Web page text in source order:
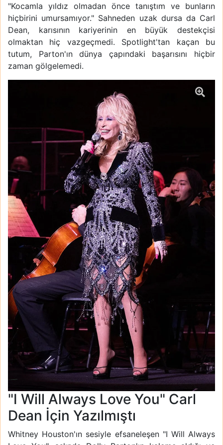
"Kocamla yıldız olmadan önce tanıştım ve bunların
hiçbirini umursamıyor." Sahneden uzak dursa da Carl
Dean, karısının kariyerinin en büyük destekçisi
olmaktan hiç vazgeçmedi. Spotlight'tan kaçan bu
tutum, Parton'ın dünya çapındaki başarısını hiçbir
zaman gölgelemedi.
"I Will Always Love You" Carl
Dean İçin Yazılmıştı
Whitney Houston'ın sesiyle efsaneleşen "I Will Always